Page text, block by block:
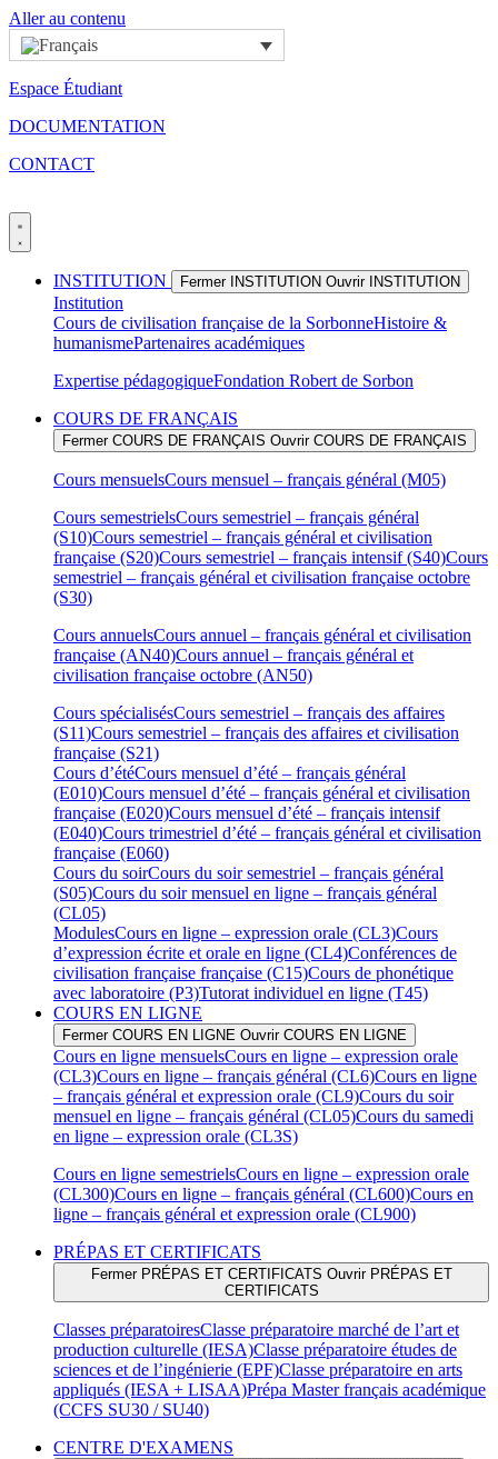
Aller au contenu
Espace Étudiant
DOCUMENTATION
CONTACT
INSTITUTION Fermer INSTITUTION Ouvrir INSTITUTION
Institution
Cours de civilisation française de la SorbonneHistoire &
humanismePartenaires académiques
Expertise pédagogiqueFondation Robert de Sorbon
COURS DE FRANÇAIS
Fermer COURS DE FRANÇAIS Ouvrir COURS DE FRANÇAIS
Cours mensuelsCours mensuel – français général (M05)
Cours semestrielsCours semestriel – français général
(S10)Cours semestriel – français général et civilisation
française (S20)Cours semestriel – français intensif (S40)Cours
semestriel – français général et civilisation française octobre
(S30)
Cours annuelsCours annuel – français général et civilisation
française (AN40)Cours annuel – français général et
civilisation française octobre (AN50)
Cours spécialisésCours semestriel – français des affaires
(S11)Cours semestriel – français des affaires et civilisation
française (S21)
Cours d’étéCours mensuel d’été – français général
(E010)Cours mensuel d’été – français général et civilisation
française (E020)Cours mensuel d’été – français intensif
(E040)Cours trimestriel d’été – français général et civilisation
française (E060)
Cours du soirCours du soir semestriel – français général
(S05)Cours du soir mensuel en ligne – français général
(CL05)
ModulesCours en ligne – expression orale (CL3)Cours
d’expression écrite et orale en ligne (CL4)Conférences de
civilisation française française (C15)Cours de phonétique
avec laboratoire (P3)Tutorat individuel en ligne (T45)
COURS EN LIGNE
Fermer COURS EN LIGNE Ouvrir COURS EN LIGNE
Cours en ligne mensuelsCours en ligne – expression orale
(CL3)Cours en ligne – français général (CL6)Cours en ligne
– français général et expression orale (CL9)Cours du soir
mensuel en ligne – français général (CL05)Cours du samedi
en ligne – expression orale (CL3S)
Cours en ligne semestrielsCours en ligne – expression orale
(CL300)Cours en ligne – français général (CL600)Cours en
ligne – français général et expression orale (CL900)
PRÉPAS ET CERTIFICATS
Fermer PRÉPAS ET CERTIFICATS Ouvrir PRÉPAS ET
CERTIFICATS
Classes préparatoiresClasse préparatoire marché de l’art et
production culturelle (IESA)Classe préparatoire études de
sciences et de l’ingénierie (EPF)Classe préparatoire en arts
appliqués (IESA + LISAA)Prépa Master français académique
(CCFS SU30 / SU40)
CENTRE D'EXAMENS